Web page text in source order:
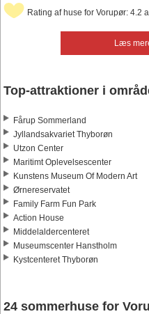
Læs
Rating af huse for Vorupør: 4.2
Top-attraktioner i
Fårup Sommerland
Jyllandsakvariet Thyborøn
Utzon Center
Maritimt Oplevelsescenter
Kunstens Museum Of Modern Art
Ørnereservatet
Family Farm Fun Park
Action House
Middelaldercenteret
Museumscenter Hanstholm
Kystcenteret Thyborøn
24 sommerhuse for